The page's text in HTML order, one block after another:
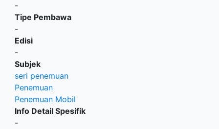
-
Tipe Pembawa
-
Edisi
-
Subjek
seri penemuan
Penemuan
Penemuan Mobil
Info Detail Spesifik
-